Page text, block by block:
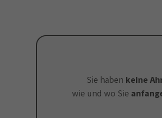
Sie haben keine
wie und wo Sie